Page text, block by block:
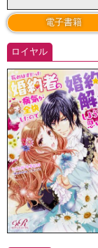
電子書籍
ロイヤル